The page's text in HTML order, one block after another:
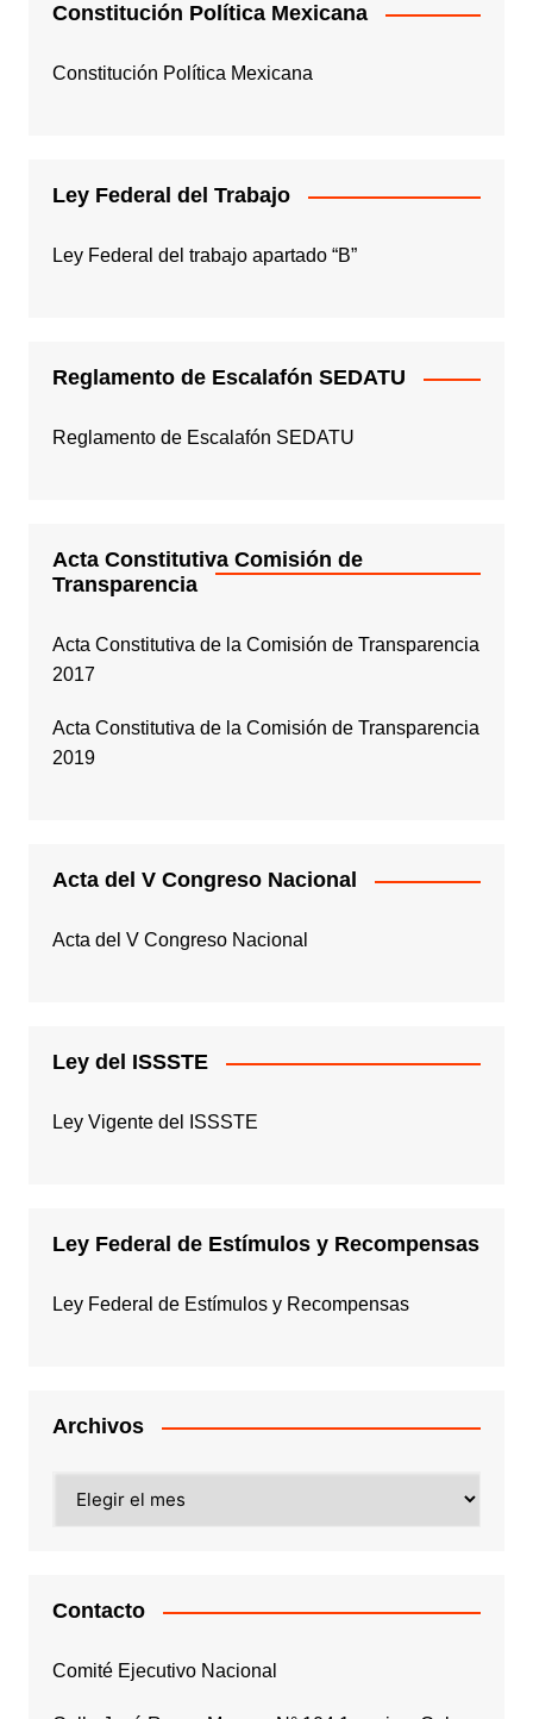
Constitución Política Mexicana
Constitución Política Mexicana
Ley Federal del Trabajo
Ley Federal del trabajo apartado “B”
Reglamento de Escalafón SEDATU
Reglamento de Escalafón SEDATU
Acta Constitutiva Comisión de
Transparencia
Acta Constitutiva de la Comisión de Transparencia
2017
Acta Constitutiva de la Comisión de Transparencia
2019
Acta del V Congreso Nacional
Acta del V Congreso Nacional
Ley del ISSSTE
Ley Vigente del ISSSTE
Ley Federal de Estímulos y Recompensas
Ley Federal de Estímulos y Recompensas
Archivos
Contacto
Comité Ejecutivo Nacional